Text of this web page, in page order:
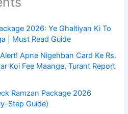
2026: Ye Ghaltiyan Ki To
| Must Read Guide
Alert! Apne Nigehban Card Ke Rs.
Koi Fee Maange, Turant Report
Ramzan Package 2026
Step Guide)